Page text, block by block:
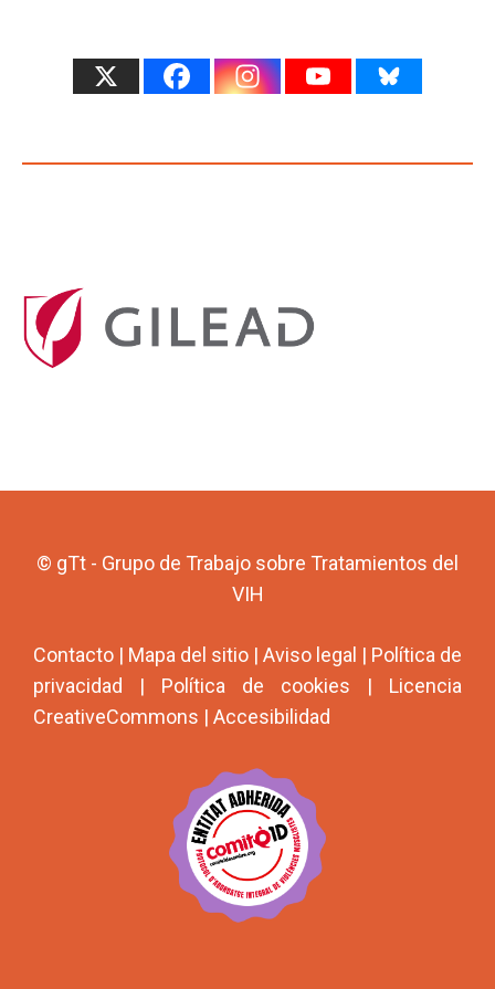
© gTt - Grupo de Trabajo sobre Tratamientos del
VIH
Contacto | Mapa del sitio | Aviso legal | Política de
privacidad | Política de cookies | Licencia
CreativeCommons | Accesibilidad